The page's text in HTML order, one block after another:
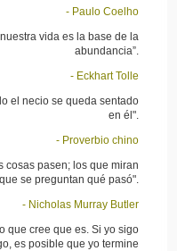
- Paulo Coelho
vida es la base de la
abundancia”.
- Eckhart Tolle
el necio se queda sentado
en él".
- Proverbio chino
cosas pasen; los que miran
se preguntan qué pasó".
- Nicholas Murray Butler
que cree que es. Si yo sigo
es posible que yo termine